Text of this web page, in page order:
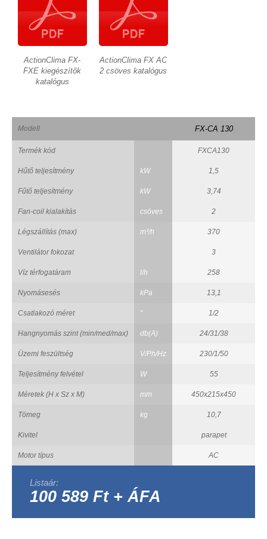
ActionClima FX-
FXE kiegészítők
katalógus
ActionClima FX AC
2 csöves katalógus
Modell FX-CA 130
Termék kód FXCA130
Hűtő teljesítmény kW 1,5
Fűtő teljesítmény kW 3,74
Fan-coil kialakítás csöves 2
Légszállítás (max) m³/h 370
Ventilátor fokozat 3
Víz térfogatáram l/h 258
Nyomásesés kPa 13,1
Csatlakozó méret " 1/2
Hangnyomás szint (min/med/max) db(A) 24/31/38
Üzemi feszültség V/Ph/Hz 230/1/50
Teljesítmény felvétel W 55
Méretek (H x Sz x M) mm 450x215x450
Tömeg kg 10,7
Kivitel parapet
Motor típus AC
Listaár:
100 589 Ft + ÁFA